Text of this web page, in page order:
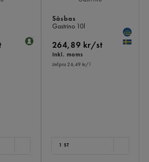
Såsbas
Gastrino 10l
264,89 kr/st
Inkl. moms
Jmf.pris 26,49 kr/ l
1 ST